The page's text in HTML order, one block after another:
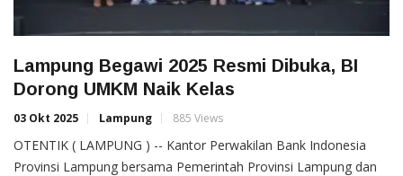
Lampung Begawi 2025 Resmi Dibuka, BI
Dorong UMKM Naik Kelas
03 Okt 2025 Lampung 885 Views
OTENTIK ( LAMPUNG ) -- Kantor Perwakilan Bank Indonesia
Provinsi Lampung bersama Pemerintah Provinsi Lampung dan